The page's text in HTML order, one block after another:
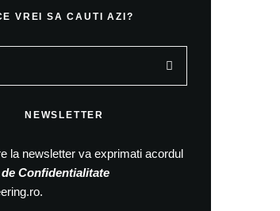
VREI SA CAUTI AZI?
NEWSLETTER
la newsletter va exprimati acordul
Confidentialitate